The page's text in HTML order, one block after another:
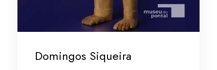
Domingos Siqueira